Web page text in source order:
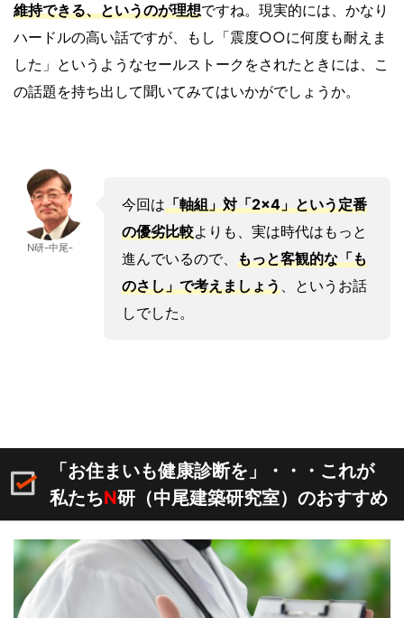
維持できる、というのが理想ですね。現実的には、かなり
ハードルの高い話ですが、もし「震度○○に何度も耐えま
した」というようなセールストークをされたときには、こ
の話題を持ち出して聞いてみてはいかがでしょうか。
N研-中尾-
今回は「軸組」対「2×4」という定番
の優劣比較よりも、実は時代はもっと
進んでいるので、 もっと客観的な「も
のさし」で考えましょう、というお話
しでした。
「お住まいも健康診断を」・・・これが
私たちN研（中尾建築研究室）のおすすめ